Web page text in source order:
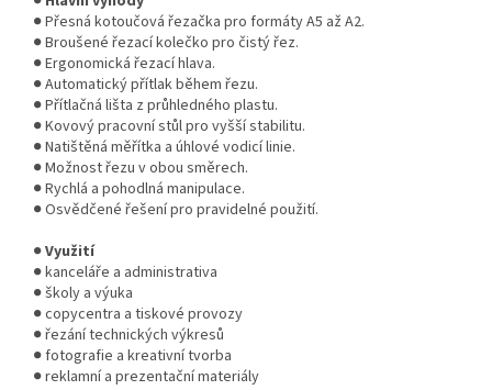
● Přesná kotoučová řezačka pro formáty A5 až A2.
● Broušené řezací kolečko pro čistý řez.
● Ergonomická řezací hlava.
● Automatický přítlak během řezu.
● Přítlačná lišta z průhledného plastu.
● Kovový pracovní stůl pro vyšší stabilitu.
● Natištěná měřítka a úhlové vodicí linie.
● Možnost řezu v obou směrech.
● Rychlá a pohodlná manipulace.
● Osvědčené řešení pro pravidelné použití.
●Využití
● kanceláře a administrativa
● školy a výuka
● copycentra a tiskové provozy
● řezání technických výkresů
● fotografie a kreativní tvorba
● reklamní a prezentační materiály